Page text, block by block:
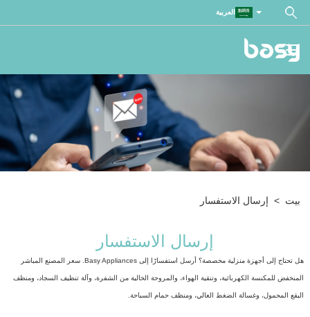
العربية
بيت > إرسال الاستفسار
إرسال الاستفسار
هل تحتاج إلى أجهزة منزلية مخصصة؟ أرسل استفسارًا إلى Basy Appliances. سعر المصنع المباشر
المنخفض للمكنسة الكهربائية، وتنقية الهواء، والمروحة الخالية من الشفرة، وآلة تنظيف السجاد، ومنظف
البقع المحمول، وغسالة الضغط العالي، ومنظف حمام السباحة.